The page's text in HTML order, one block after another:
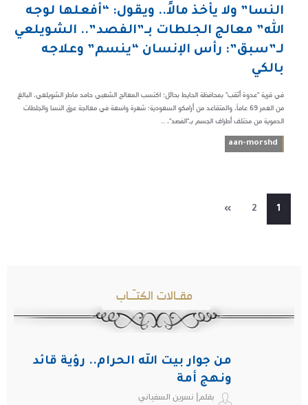
النسا” ولا يأخذ مالاً.. ويقول: “أفعلها لوجه
الله” معالج الجلطات بـ”الفصد”.. الشويلعي
لـ”سبق”: رأس الإنسان “ينسم” وعلاجه
بالكي
في قرية "عدوة أثقب" بمحافظة الحايط بحائل؛ اكتسب المعالج الشعبي حامد ماطر الشويلعي، البالغ
من العمر ٦٩ عاماً، والمتقاعد من أرامكو السعودية؛ شهرة واسعة في معالجة عرق النسا والجلطات
الدموية من مختلف أطراف الجسم بـ"الفصد"، ...
aan-morshd
1
2
»
مقـالات الكتـّـاب
من جوار بيت الله الحرام.. رؤية قائد
ونهج أمة
بقلم| نسرين السفياني